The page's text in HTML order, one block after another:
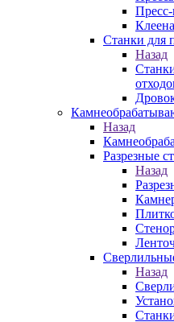
Станки для
Назад
Назад
Разрезные
Назад
Назад